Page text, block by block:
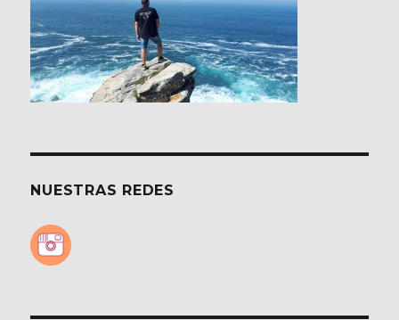
NUESTRAS REDES